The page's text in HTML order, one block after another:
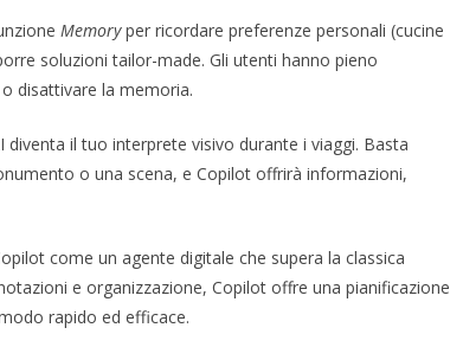
Memoryper ricordare preferenze personali (cucine
soluzioni tailor-made. Gli utenti hanno pieno
disattivare la memoria.
diventa il tuo interprete visivo durante i viaggi. Basta
o una scena, e Copilot offrirà informazioni,
come un agente digitale che supera la classica
e organizzazione, Copilot offre una pianificazione
rapido ed efficace.